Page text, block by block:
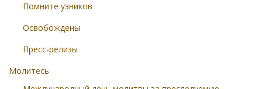
Помните узников
Освобождены
Пресс-релизы
Молитесь